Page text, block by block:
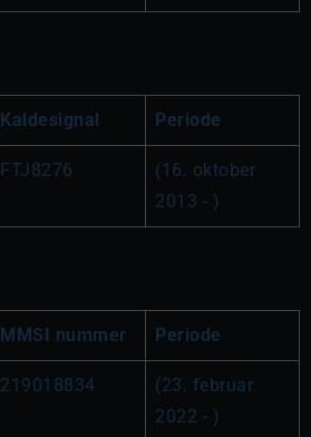
Kaldesignal Periode
FTJ8276
(16. oktober
2013 - )
MMSI nummer Periode
219018834
(23. februar
2022 - )